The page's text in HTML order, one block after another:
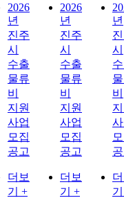
2026
년
진주
시
수출
물류
비
지원
사업
모집
공고
더보
기 +
2026
년
진주
시
수출
물류
비
지원
사업
모집
공고
더보
기 +
년
시
비